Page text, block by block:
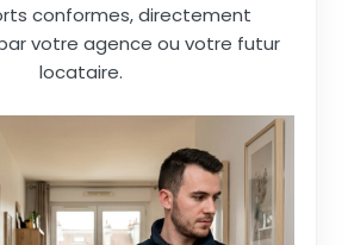
conformes, directement
votre agence ou votre futur
locataire.